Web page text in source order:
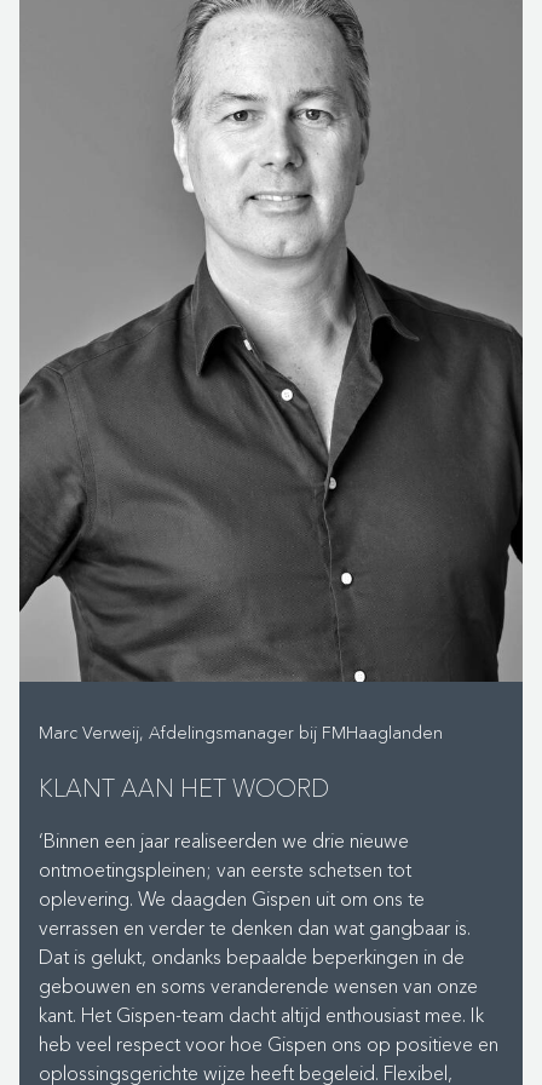
geluncht worden. Op locatie Turfmarkt, ook in een
voormalig personeelsrestaurant, is een organisch
landschap ontstaan vol lunch- en ontmoetingsplekken –
werktitel was ‘Struinen in het park’. Op locatie De
Resident, voorheen een bibliotheek, loopt het
ontmoetingsgebied over twee intern verbonden
etages en is gekozen voor een combinatie van beide
VEEL MAATWERK, OOK HERGEBRUIK
Voor de inrichting van de pleinen stelde Gispen een
unieke mix van producten samen. Van het Gispen
MultiLounge programma voor een actieve zit tijdens de
lunch tot Gispen TMNL Agile scrum tafels voor zowel
zittend als staand overleg. Op veel plekken is
TOOaPICNIC toegepast: kleine werk- en
overlegplekken in treinzitjes. Zwartwoud verzorgde
maatwerk boomtafels: houten werkbladen rondom een
grote pot met boom erin, inclusief aansluitpunten voor
laptops. En die mondhoeken omhoog? Daarvoor
zorgen diverse speelse elementen, zoals de Gispen
Low Res Elephant (lamp en kruk ineen), Moooi Pig
vormen. Rob Lotstra, interieurarchitect bij Gispen: ‘We
kozen voor nieuw, circulair ontworpen meubilair. Maar
we hebben ook gekeken waar hergebruik mogelijk was.
Zo is een grote bank op de Turfmarkt opnieuw
gestoffeerd en alle Fritz Hansen Ant stoelen zijn
hergebruikt door ze okergeel te spuiten en te voorzien
van opdekstoffering.’
BIOPHILIC DESIGN
Speciale aandacht was er voor biophilic design. Ofwel:
Marc Verweij, Afdelingsmanager bij FMHaaglanden
KLANT AAN HET WOORD
‘Binnen een jaar realiseerden we drie nieuwe
ontmoetingspleinen; van eerste schetsen tot
oplevering. We daagden Gispen uit om ons te
verrassen en verder te denken dan wat gangbaar is.
Dat is gelukt, ondanks bepaalde beperkingen in de
gebouwen en soms veranderende wensen van onze
kant. Het Gispen-team dacht altijd enthousiast mee. Ik
heb veel respect voor hoe Gispen ons op positieve en
oplossingsgerichte wijze heeft begeleid. Flexibel,